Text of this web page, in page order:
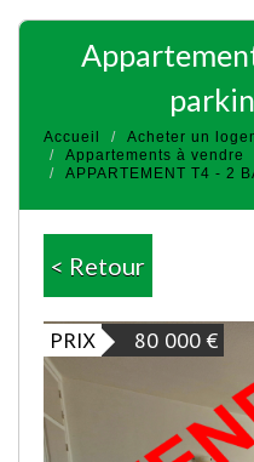
appartement t4 - 2 balcons -
Accueil
Acheter un
Appartements à vendre
APPARTEMENT T4 - 2
< Retour
PRIX 80 000 €